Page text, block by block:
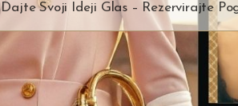
Dajte Svoji Ideji Glas – Rezervirajte